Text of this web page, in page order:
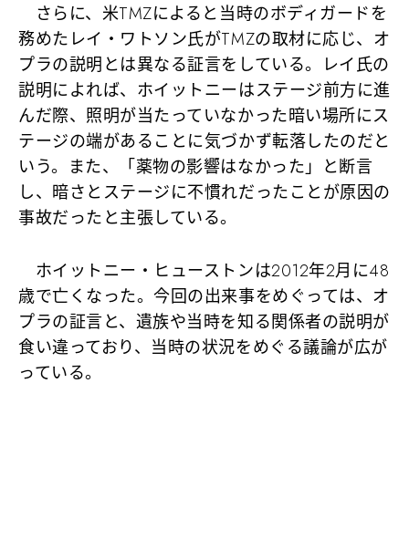
さらに、米TMZによると当時のボディガードを
務めたレイ・ワトソン氏がTMZの取材に応じ、オ
プラの説明とは異なる証言をしている。レイ氏の
説明によれば、ホイットニーはステージ前方に進
んだ際、照明が当たっていなかった暗い場所にス
テージの端があることに気づかず転落したのだと
いう。また、「薬物の影響はなかった」と断言
し、暗さとステージに不慣れだったことが原因の
事故だったと主張している。
ホイットニー・ヒューストンは2012年2月に48
歳で亡くなった。今回の出来事をめぐっては、オ
プラの証言と、遺族や当時を知る関係者の説明が
食い違っており、当時の状況をめぐる議論が広が
っている。